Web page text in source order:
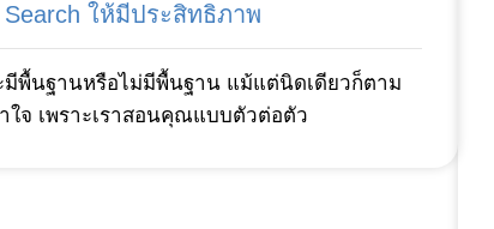
ให้มีประสิทธิภาพ
นฐานหรือไม่มีพื้นฐาน แม้แต่นิดเดียวก็ตาม
ใจ เพราะเราสอนคุณแบบตัวต่อตัว